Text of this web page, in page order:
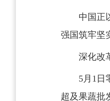
中国正
强国筑牢坚
深化改
5月1日
超及果蔬批